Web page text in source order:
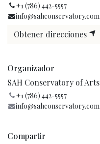
+1 (786) 442-5557
info@sahconservatory.com
Obtener direcciones
Organizador
SAH Conservatory of
+1 (786) 442-5557
info@sahconservatory.com
Compartir